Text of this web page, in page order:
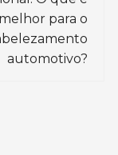
melhor para o
automotivo?